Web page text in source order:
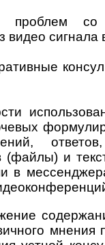
проблем со
видео
(файлы) и
в
мнения